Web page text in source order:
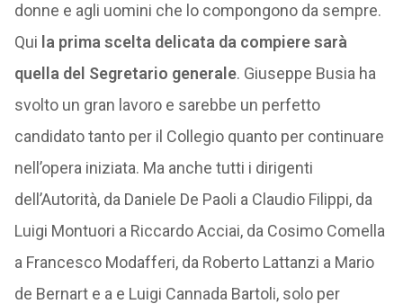
donne e agli uomini che lo compongono da sempre.
Qui la prima scelta delicata da compiere sarà
quella del Segretario generale. Giuseppe Busia ha
svolto un gran lavoro e sarebbe un perfetto
candidato tanto per il Collegio quanto per continuare
nell’opera iniziata. Ma anche tutti i dirigenti
dell’Autorità, da Daniele De Paoli a Claudio Filippi, da
Luigi Montuori a Riccardo Acciai, da Cosimo Comella
a Francesco Modafferi, da Roberto Lattanzi a Mario
de Bernart e a e Luigi Cannada Bartoli, solo per